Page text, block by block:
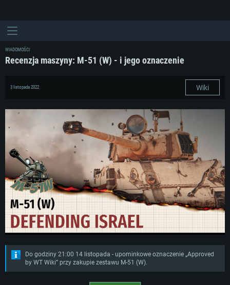
WIADOMOŚCI
Recenzja maszyny: M-51 (W) - i jego oznaczenie
3 listopada 2022 Wiki
Do godziny 21:00 14 listopada - upominkowe oznaczenie „Approved
by WT Wiki” przy zakupie zestawu M-51 (W).